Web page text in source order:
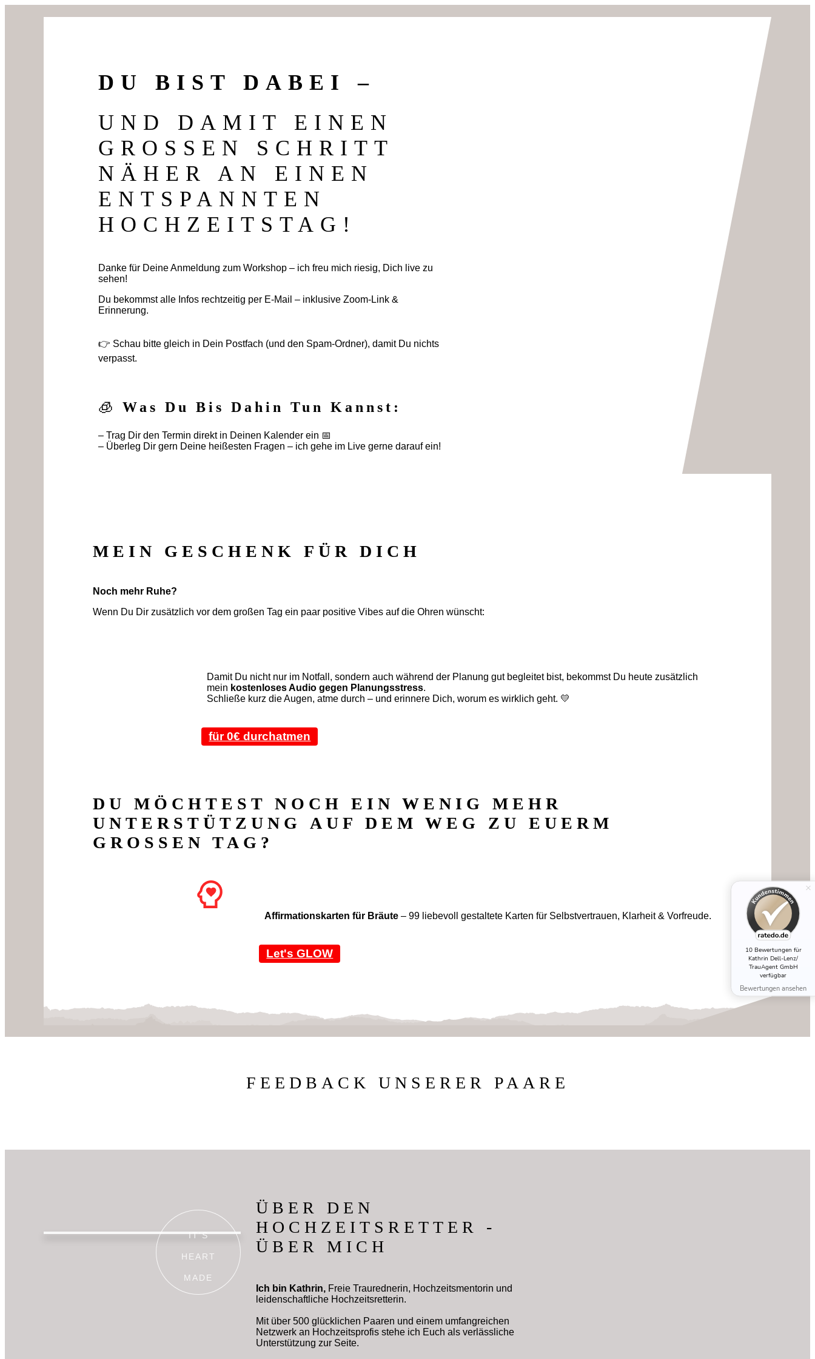
DU BIST DABEI –
UND DAMIT EINEN
GROSSEN SCHRITT N
ÄHER AN EINEN E
NTSPANNTEN H
OCHZEITSTAG!
Danke für Deine Anmeldung zum Workshop – ich freu mich riesig, Dich live zu
sehen!
Du bekommst alle Infos rechtzeitig per E-Mail – inklusive Zoom-Link &
Erinnerung.
👉 Schau bitte gleich in Dein Postfach (und den Spam-Ordner), damit Du nichts
verpasst.
🧊 Was Du Bis Dahin Tun Kannst:
– Trag Dir den Termin direkt in Deinen Kalender ein 📅
– Überleg Dir gern Deine heißesten Fragen – ich gehe im Live gerne darauf ein!
MEIN GESCHENK FÜR DICH
Noch mehr Ruhe?
Wenn Du Dir zusätzlich vor dem großen Tag ein paar positive Vibes auf die Ohren wünscht:
Damit Du nicht nur im Notfall, sondern auch während der Planung gut begleitet bist, bekommst Du heute zusätzlich
mein kostenloses Audio gegen Planungsstress.
Schließe kurz die Augen, atme durch – und erinnere Dich, worum es wirklich geht. 💛
für 0€ durchatmen
DU MÖCHTEST NOCH EIN WENIG MEHR
UNTERSTÜTZUNG AUF DEM WEG ZU EUERM
GROSSEN TAG?
Affirmationskarten für Bräute – 99 liebevoll gestaltete Karten für Selbstvertrauen, Klarheit & Vorfreude.
Let's GLOW
FEEDBACK UNSERER PAARE
IT'S
HEART
MAD E
ÜBER DEN
HOCHZEITSRETTER -
ÜBER MICH
Ich bin Kathrin, Freie Traurednerin, Hochzeitsmentorin und
leidenschaftliche Hochzeitsretterin.
Mit über 500 glücklichen Paaren und einem umfangreichen
Netzwerk an Hochzeitsprofis stehe ich Euch als verlässliche
Unterstützung zur Seite.
10 Bewertungen für
Kathrin Dell-Lenz/
TrauAgent GmbH
verfügbar
Bewertungen ansehen